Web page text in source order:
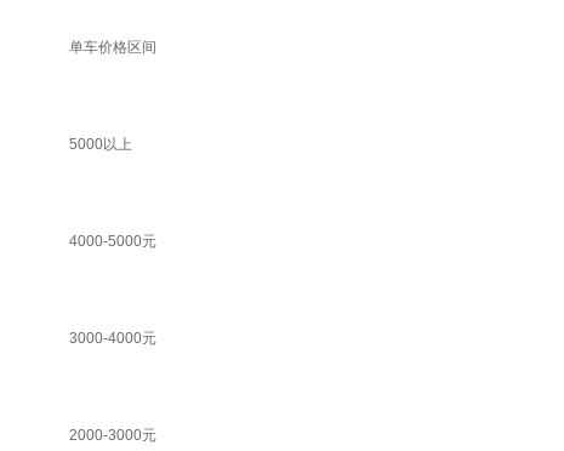
单车价格区间
5000以上
4000-5000元
3000-4000元
2000-3000元